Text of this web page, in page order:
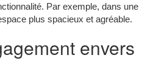
Par exemple, dans une
plus spacieux et agréable.
envers